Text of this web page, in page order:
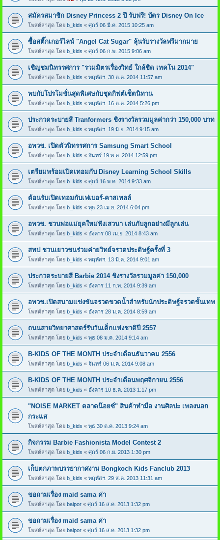
สมัครสมาชิก Disney Princess 2 ปี รับฟรี! บัตร Disney On Ice
โพสต์ล่าสุด โดย b_kids « ศุกร์ 06 มี.ค. 2015 10:25 am
ซื้อสติ๊กเกอร์ไลน์ "Angel Cat Sugar" ลุ้นรับรางวัลฟรีมากมาย
โพสต์ล่าสุด โดย b_kids « ศุกร์ 06 ก.พ. 2015 9:06 am
เชิญชมนิทรรศการ "รวมมิตรเรื่องวิทย์ ใกล้ชิด เทคโน 2014"
โพสต์ล่าสุด โดย b_kids « พฤหัสฯ. 30 ต.ค. 2014 11:57 am
พบกับโปรโมชั่นสุดพิเศษกับชุดกิฟต์เซ็ตนิทาน
โพสต์ล่าสุด โดย b_kids « พฤหัสฯ. 16 ต.ค. 2014 5:26 pm
ประกวดระบายสี Tranformers ชิงรางวัลรวมมูลค่ากว่า 150,000 บาท
โพสต์ล่าสุด โดย b_kids « พฤหัสฯ. 19 มิ.ย. 2014 9:15 am
อพวช. เปิดตัวนิทรรศการ Samsung Smart School
โพสต์ล่าสุด โดย b_kids « จันทร์ 19 พ.ค. 2014 12:59 pm
เตรียมพร้อมเปิดเทอมกับ Disney Learning School Skills
โพสต์ล่าสุด โดย b_kids « ศุกร์ 16 พ.ค. 2014 9:33 am
ต้อนรับเปิดเทอมกับเฟเบอร์-คาสเทลล์
โพสต์ล่าสุด โดย b_kids « พุธ 23 เม.ย. 2014 6:04 pm
อพวช. ชวนพ่อแม่ยุคใหม่ฟังเสวนา เล่นกับลูกอย่างมีลูกเล่น
โพสต์ล่าสุด โดย b_kids « อังคาร 08 เม.ย. 2014 8:43 am
สทป ชวนเยาวชนร่วมค่ายวิทย์จรวดประดิษฐ์ครั้งที่ 3
โพสต์ล่าสุด โดย b_kids « พฤหัสฯ. 13 มี.ค. 2014 9:01 am
ประกวดระบายสี Barbie 2014 ชิงรางวัลรวมมูลค่า 150,000
โพสต์ล่าสุด โดย b_kids « อังคาร 11 ก.พ. 2014 9:39 am
อพวช.เปิดสนามแข่งขันจรวดขวดน้ำสำหรับนักประดิษฐ์จรวดขั้นเทพ
โพสต์ล่าสุด โดย b_kids « อังคาร 28 ม.ค. 2014 8:59 am
ถนนสายวิทยาศาสตร์รับวันเด็กแห่งชาติปี 2557
โพสต์ล่าสุด โดย b_kids « พุธ 08 ม.ค. 2014 9:14 am
B-KIDS OF THE MONTH ประจำเดือนธันวาคม 2556
โพสต์ล่าสุด โดย b_kids « จันทร์ 06 ม.ค. 2014 9:08 am
B-KIDS OF THE MONTH ประจำเดือนพฤศจิกายน 2556
โพสต์ล่าสุด โดย b_kids « อังคาร 10 ธ.ค. 2013 1:17 pm
"NOISE MARKET ตลาดน๊อยซ์" สินค้าทำมือ งานศิลปะ เพลงนอก
กระแส
โพสต์ล่าสุด โดย b_kids « พุธ 30 ต.ค. 2013 9:24 am
กิจกรรม Barbie Fashionista Model Contest 2
โพสต์ล่าสุด โดย b_kids « ศุกร์ 06 ก.ย. 2013 1:30 pm
เก็บตกภาพบรรยากาศงาน Bongkoch Kids Fanclub 2013
โพสต์ล่าสุด โดย b_kids « พฤหัสฯ. 29 ส.ค. 2013 11:31 am
ขอถามเรื่อง maid sama ค่า
โพสต์ล่าสุด โดย baipor « ศุกร์ 16 ส.ค. 2013 1:32 pm
ขอถามเรื่อง maid sama ค่า
โพสต์ล่าสุด โดย baipor « ศุกร์ 16 ส.ค. 2013 1:32 pm